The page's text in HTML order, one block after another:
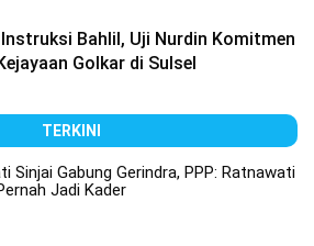
Bahlil, Uji Nurdin Komitmen
Golkar di Sulsel
TERKINI
Sinjai Gabung Gerindra, PPP: Ratnawati
Jadi Kader